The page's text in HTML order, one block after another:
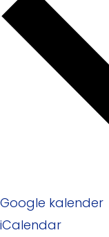
Google kalender
iCalendar